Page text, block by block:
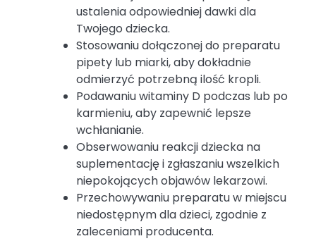
ustalenia odpowiedniej dawki dla
Twojego dziecka.
Stosowaniu dołączonej do preparatu
pipety lub miarki, aby dokładnie
odmierzyć potrzebną ilość kropli.
Podawaniu witaminy D podczas lub po
karmieniu, aby zapewnić lepsze
wchłanianie.
Obserwowaniu reakcji dziecka na
suplementację i zgłaszaniu wszelkich
niepokojących objawów lekarzowi.
Przechowywaniu preparatu w miejscu
niedostępnym dla dzieci, zgodnie z
zaleceniami producenta.